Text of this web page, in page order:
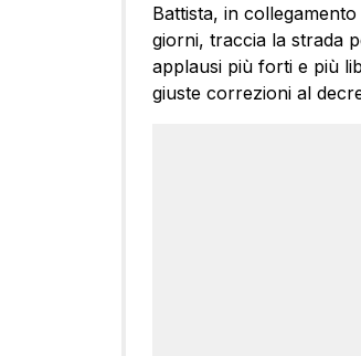
Battista, in
giorni, traccia la strada
applausi più forti e più
giuste correzioni al